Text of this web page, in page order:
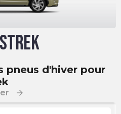
pneus d'hiver pour
arrow_forward